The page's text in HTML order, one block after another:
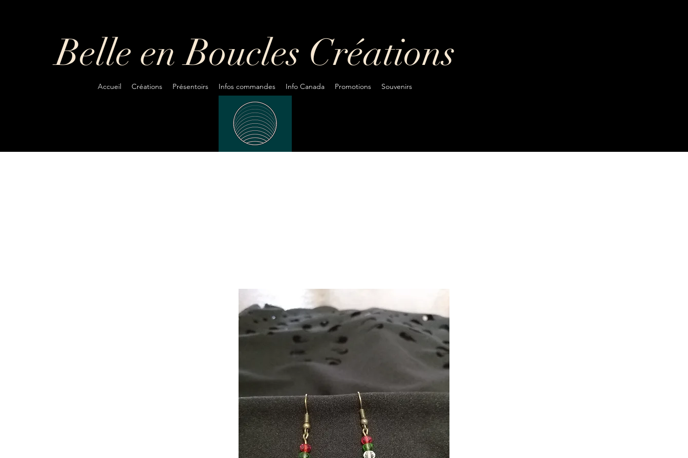
Belle en Boucles Créations
Accueil Créations Présentoirs Infos commandes Info Canada Promotions Souvenirs